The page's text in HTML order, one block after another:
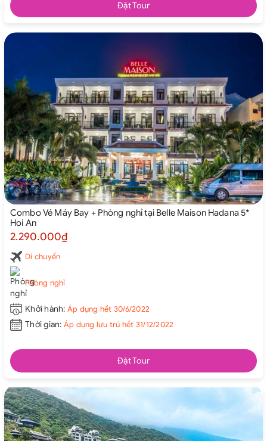
Đặt Tour
Combo Vé Máy Bay + Phòng nghỉ tại Belle Maison Hadana 5*
Hoi An
2.290.000₫
Di chuyển
Phòng nghỉ
Khởi hành: Áp dụng hết 30/6/2022
Thời gian: Áp dụng lưu trú hết 31/12/2022
Đặt Tour